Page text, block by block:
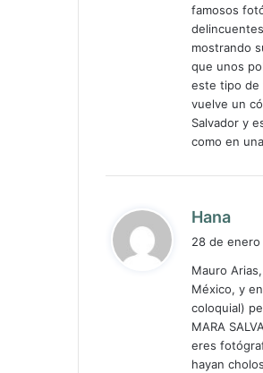
famosos
mostrando
que unos
este tipo de
vuelve un
Salvador y
como en
Hana
e
:
28 de enero
Mauro
México, y
coloquial)
MARA
eres
hayan